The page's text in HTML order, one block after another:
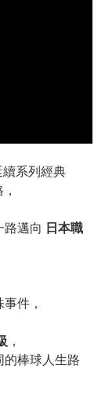
系列經典
路邁向 日本職
件，
，
的棒球人生路